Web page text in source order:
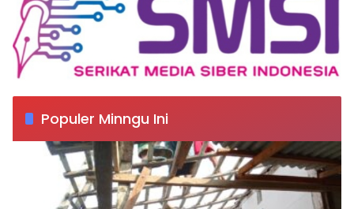
Populer Minngu Ini